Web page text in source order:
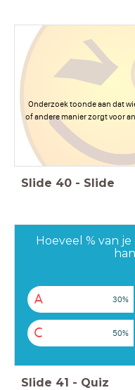
Onderzoek toonde aan dat
of andere manier zorgt voor
Slide 40 - Slide
Hoeveel % van
A 30%
C 50%
Slide 41 - Quiz